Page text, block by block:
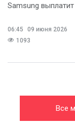
Samsung
06:45
09 июня 2026
1093
Все